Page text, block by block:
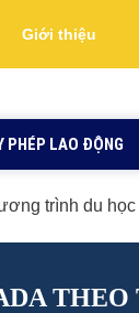
Giới thiệu
PHÉP LAO ĐỘNG
trình du
THEO